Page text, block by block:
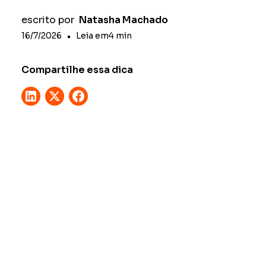
escrito por Natasha Machado
16/7/2026 • Leia em4 min
Compartilhe essa dica